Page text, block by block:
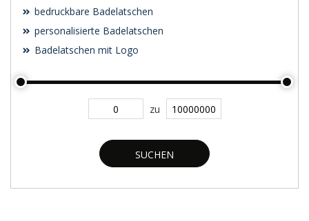
bedruckbare Badelatschen
personalisierte Badelatschen
Badelatschen mit Logo
zu
SUCHEN